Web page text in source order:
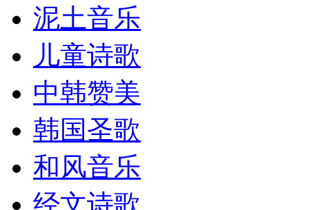
泥土音乐
儿童诗歌
中韩赞美
韩国圣歌
和风音乐